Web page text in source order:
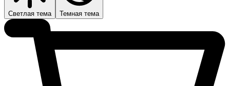
Светлая тема Темная тема